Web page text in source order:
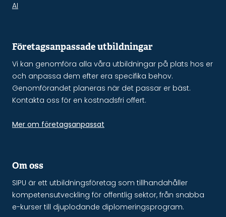
AI
Företagsanpassade utbildningar
Vi kan genomföra alla våra utbildningar på plats hos er
och anpassa dem efter era specifika behov.
Genomförandet planeras när det passar er bäst.
Kontakta oss för en kostnadsfri offert.
Mer om företagsanpassat
Om oss
SIPU är ett utbildningsföretag som tillhandahåller
kompetensutveckling för offentlig sektor, från snabba
e-kurser till djuplodande diplomeringsprogram.